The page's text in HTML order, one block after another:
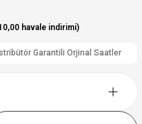
havale indirimi)
Garantili Orjinal Saatler